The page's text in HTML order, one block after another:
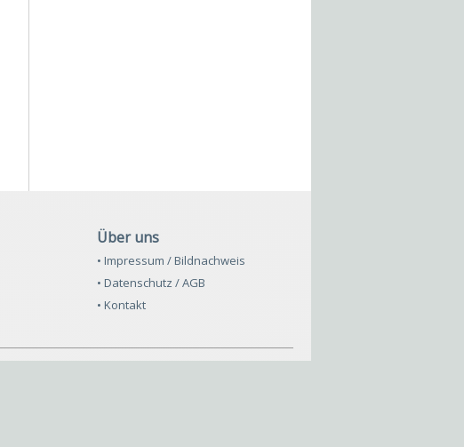
Über uns
• Impressum / Bildnachweis
• Datenschutz / AGB
• Kontakt